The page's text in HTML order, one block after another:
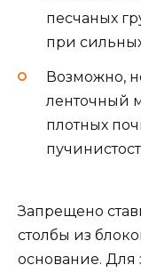
песчаных
при
Возможно,
ленточный
плотных
Запрещено
столбы из
основание. Для